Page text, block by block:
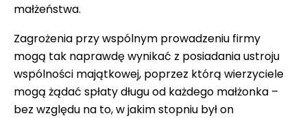
małżeństwa.
Zagrożenia przy wspólnym prowadzeniu firmy
mogą tak naprawdę wynikać z posiadania ustroju
wspólności majątkowej, poprzez którą wierzyciele
mogą żądać spłaty długu od każdego małżonka –
bez względu na to, w jakim stopniu był on